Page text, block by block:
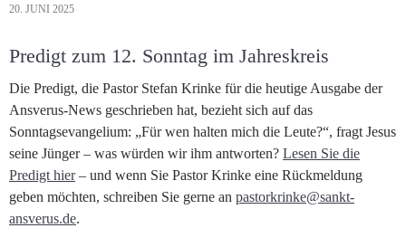
20. JUNI 2025
Predigt zum 12. Sonntag im Jahreskreis
Die Predigt, die Pastor Stefan Krinke für die heutige Ausgabe der
Ansverus-News geschrieben hat, bezieht sich auf das
Sonntagsevangelium: „Für wen halten mich die Leute?“, fragt Jesus
seine Jünger – was würden wir ihm antworten? Lesen Sie die
Predigt hier– und wenn Sie Pastor Krinke eine Rückmeldung
geben möchten, schreiben Sie gerne an pastorkrinke@sankt-
ansverus.de.